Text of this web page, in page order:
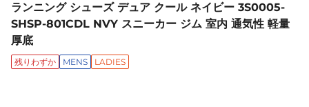
ランニング シューズ デュア クール ネイビー 3S0005-
SHSP-801CDL NVY スニーカー ジム 室内 通気性 軽量
厚底
残りわずか MENS LADIES